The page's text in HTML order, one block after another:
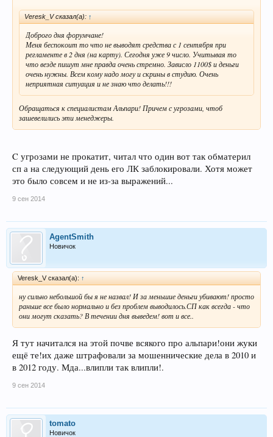
Veresk_V сказал(а): ↑
Доброго дня форумчане!
Меня беспокоит то что не выводят средства с 1 сентября при
регламенте в 2 дня (на карту). Сегодня уже 9 число. Учитывая то
что везде пишут мне правда очень стремно. Зависло 1100$ и деньги
очень нужны. Всем кому надо могу и скрины в студию. Очень
неприятная ситуация и не знаю что делать!!!
Обращаться к специалистам Альпари! Причем с угрозами, чтоб
зашевелились эти менеджеры.
C угрозами не прокатит, читал что один вот так обматерил
сп а на следующий день его ЛК заблокировали. Хотя может
это было совсем и не из-за выражений...
9 сен 2014
AgentSmith
Новичок
Veresk_V сказал(а): ↑
ну сильно небольшой бы я не назвал! И за меньшие деньги убивают! просто
раньше все было нормально и без проблем выводилось.СП как всегда - что
они могут сказать? В течении дня выведем! вот и все..
Я тут начитался на этой почве всякого про альпари!они жуки
ещё те!их даже штрафовали за мошеннические дела в 2010 и
в 2012 году. Мда...влипли так влипли!.
9 сен 2014
tomato
Новичок